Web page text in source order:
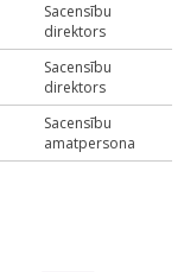
Sacensību
direktors
Sacensību
direktors
Sacensību
amatpersona